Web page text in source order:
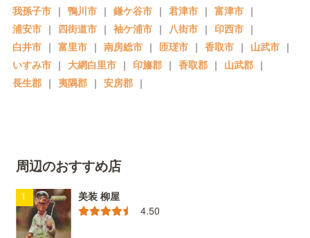
我孫子市 ｜ 鴨川市 ｜ 鎌ケ谷市 ｜ 君津市 ｜ 富津市 ｜
浦安市 ｜ 四街道市 ｜ 袖ケ浦市 ｜ 八街市 ｜ 印西市 ｜
白井市 ｜ 富里市 ｜ 南房総市 ｜ 匝瑳市 ｜ 香取市 ｜ 山武市 ｜
いすみ市 ｜ 大網白里市 ｜ 印旛郡 ｜ 香取郡 ｜ 山武郡 ｜
長生郡 ｜ 夷隅郡 ｜ 安房郡 ｜
周辺のおすすめ店
美装 柳屋
4.50